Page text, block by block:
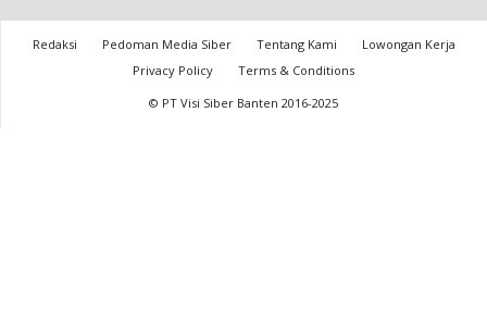
Redaksi Pedoman Media Siber Tentang Kami
Lowongan Kerja
Privacy Policy
Terms & Conditions
© PT Visi Siber Banten 2016-2025